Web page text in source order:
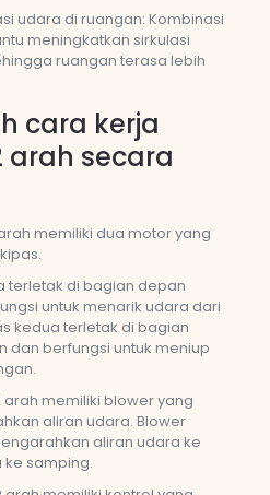
udara di ruangan: Kombinasi
meningkatkan sirkulasi
ruangan terasa lebih
cara kerja
arah secara
memiliki dua motor yang
terletak di bagian depan
untuk menarik udara dari
kedua terletak di bagian
dan berfungsi untuk meniup
arah memiliki blower yang
aliran udara. Blower
aliran udara ke
ke samping.